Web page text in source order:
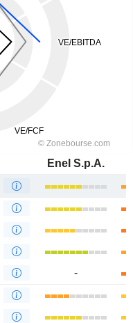
Enel S.p.A.
-